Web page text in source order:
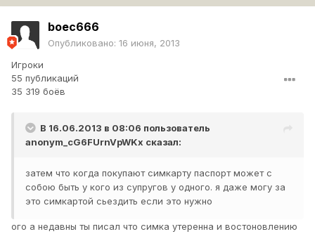
boec666
Опубликовано: 16 июня, 2013
Игроки
55 публикаций
35 319 боёв
В 16.06.2013 в 08:06 пользователь
anonym_cG6FUrnVpWKx сказал:
затем что когда покупают симкарту паспорт может с
собою быть у кого из супругов у одного. я даже могу за
это симкартой сьездить если это нужно
ого а недавны ты писал что симка утеренна и востоновлению